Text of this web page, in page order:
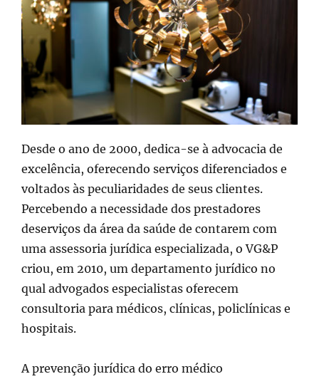
Desde o ano de 2000, dedica-se à advocacia de
excelência, oferecendo serviços diferenciados e
voltados às peculiaridades de seus clientes.
Percebendo a necessidade dos prestadores
deserviços da área da saúde de contarem com
uma assessoria jurídica especializada, o VG&P
criou, em 2010, um departamento jurídico no
qual advogados especialistas oferecem
consultoria para médicos, clínicas, policlínicas e
hospitais.
A prevenção jurídica do erro médico